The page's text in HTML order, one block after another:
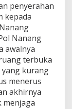
penyerahan
kepada
Nanang
awalnya
terbuka
yang kurang
menerus
akhirnya
menjaga